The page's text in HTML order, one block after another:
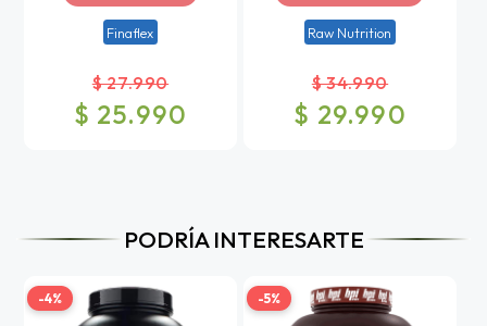
Finaflex
$ 27.990
$ 25.990
Raw Nutrition
$ 34.990
$ 29.990
PODRÍA INTERESARTE
-4% -5%